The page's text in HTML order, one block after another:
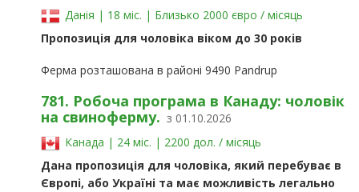
Данія | 18 міс. | Близько 2000 євро / місяць
Пропозиція для чоловіка віком до 30 років
Ферма розташована в районі 9490 Pandrup
781. Робоча програма в Канаду: чоловік
на свиноферму. з 01.10.2026
Канада | 24 міс. | 2200 дол. / місяць
Дана пропозиція для чоловіка, який перебуває в
Європі, або Україні та має можливість легально